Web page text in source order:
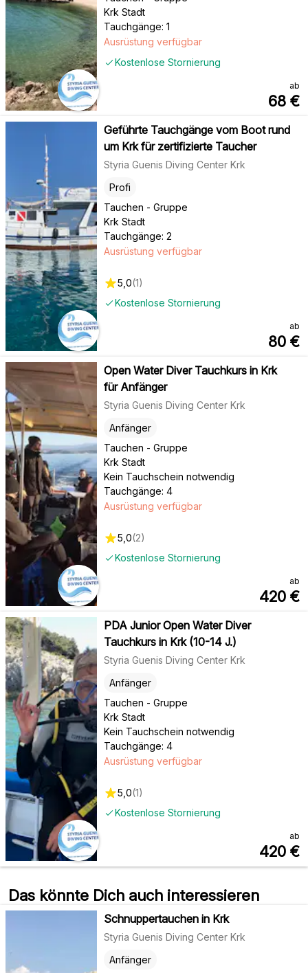
Krk Stadt
Tauchgänge: 1
Kostenlose Stornierung
Ausrüstung verfügbar
ab
68 €
Geführte Tauchgänge vom Boot rund
um Krk für zertifizierte Taucher
Styria Guenis Diving Center Krk
Tauchen - Gruppe
Krk Stadt
Profi
Tauchgänge: 2
Kostenlose Stornierung
Ausrüstung verfügbar
5,0(1)
ab
80 €
Open Water Diver Tauchkurs in Krk
für Anfänger
Styria Guenis Diving Center Krk
Tauchen - Gruppe
Krk Stadt
Anfänger
Kein Tauchschein notwendig
Tauchgänge: 4
Kostenlose Stornierung
Ausrüstung verfügbar
5,0(2)
ab
420 €
PDA Junior Open Water Diver
Tauchkurs in Krk (10-14 J.)
Styria Guenis Diving Center Krk
Tauchen - Gruppe
Krk Stadt
Anfänger
Kein Tauchschein notwendig
Tauchgänge: 4
Kostenlose Stornierung
Ausrüstung verfügbar
5,0(1)
ab
420 €
Das könnte Dich auch interessieren
Schnuppertauchen in Krk
Styria Guenis Diving Center Krk
Anfänger